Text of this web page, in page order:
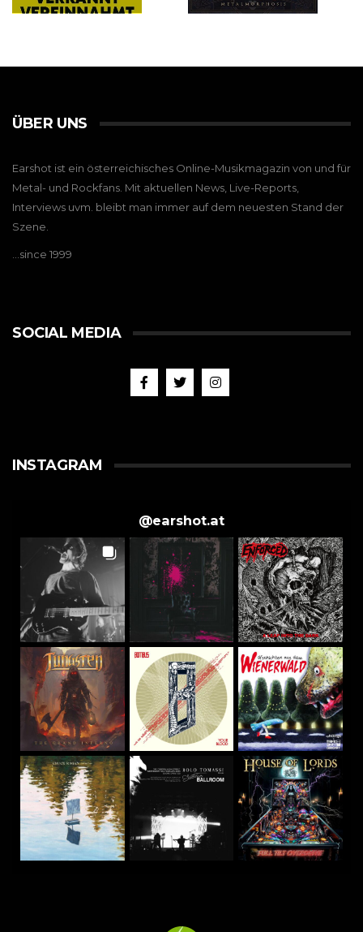
ÜBER UNS
Earshot ist ein österreichisches Online-Musikmagazin von und für
Metal- und Rockfans. Mit aktuellen News, Live-Reports,
Interviews uvm. bleibt man immer auf dem neuesten Stand der
Szene.
…since 1999
SOCIAL MEDIA
INSTAGRAM
@earshot.at